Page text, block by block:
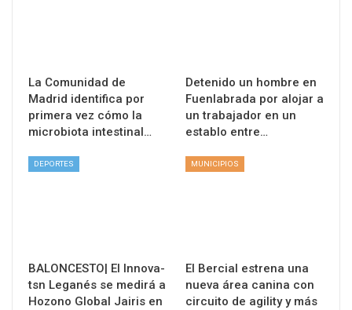
La Comunidad de
Madrid identifica por
primera vez cómo la
microbiota intestinal…
Detenido un hombre en
Fuenlabrada por alojar a
un trabajador en un
establo entre…
DEPORTES
BALONCESTO| El Innova-
tsn Leganés se medirá a
Hozono Global Jairis en
MUNICIPIOS
El Bercial estrena una
nueva área canina con
circuito de agility y más